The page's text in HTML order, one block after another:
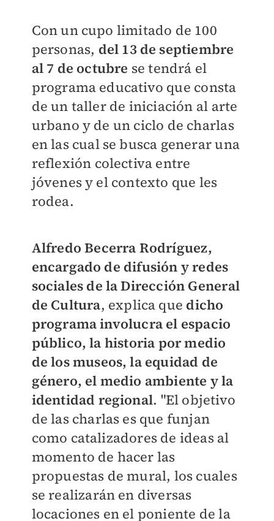
Con un cupo limitado de 100
personas, del 13 de septiembre
al 7 de octubre se tendrá el
programa educativo que consta
de un taller de iniciación al arte
urbano y de un ciclo de charlas
en las cual se busca generar una
reflexión colectiva entre
jóvenes y el contexto que les
rodea.
Alfredo Becerra Rodríguez,
encargado de difusión y redes
sociales de la Dirección General
de Cultura, explica que dicho
programa involucra el espacio
público, la historia por medio
de los museos, la equidad de
género, el medio ambiente y la
identidad regional. "El objetivo
de las charlas es que funjan
como catalizadores de ideas al
momento de hacer las
propuestas de mural, los cuales
se realizarán en diversas
locaciones en el poniente de la